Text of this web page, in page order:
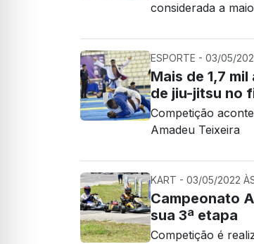
considerada a
ESPORTE - 03/05/
Mais de 1,7
de jiu-jitsu no
Competição
Amadeu Teixeira
KART - 03/05/2022
Campeonato
sua 3ª etapa
Competição é